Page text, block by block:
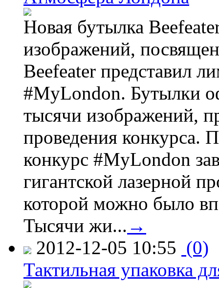
Новая бутылка
изображений,
Beefeater представил
#MyLondon. Бутылки
тысячи изображений,
проведения конкурса.
конкурс #MyLondon
гигантской лазерной
которой можно было
Тысячи жи... →
2012-12-05 10:55 (0)
Тактильная упаковка